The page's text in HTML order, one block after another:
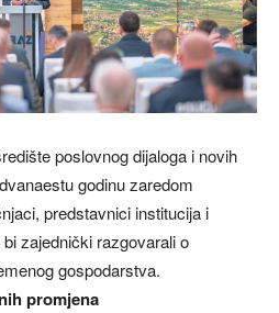
poslovnog dijaloga i novih
godinu zaredom
predstavnici institucija i
zajednički razgovarali o
gospodarstva.
promjena